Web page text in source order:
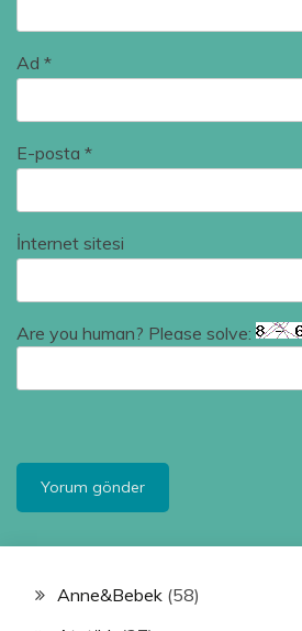
Ad *
E-posta *
İnternet sitesi
Are you human? Please solve:
Anne&Bebek (58)